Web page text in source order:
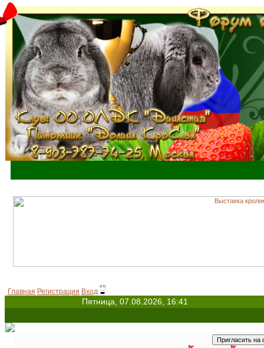
Главная Регистрация Вход
Пятница, 07.08.2026, 16:41